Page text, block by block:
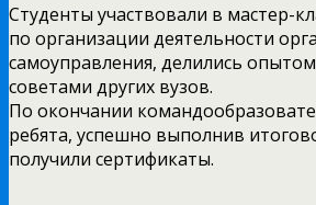
Студенты участвовали в мастер-
по организации деятельности
самоуправления, делились
советами других вузов.
По окончании
ребята, успешно выполнив
получили сертификаты.